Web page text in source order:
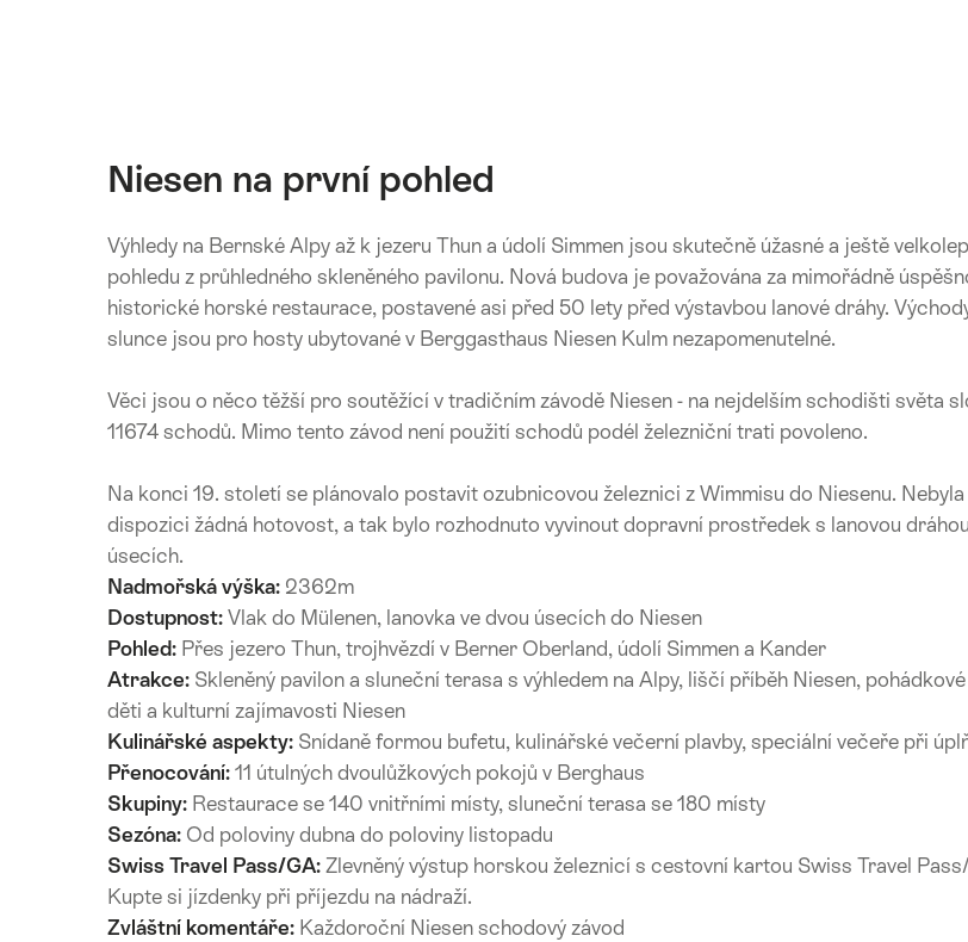
Niesen na první pohled
Výhledy na Bernské Alpy až k jezeru Thun a údolí Simmen jsou skutečně úžasné a ještě
pohledu z průhledného skleněného pavilonu. Nová budova je považována za mimořádně
historické horské restaurace, postavené asi před 50 lety před výstavbou lanové dráhy.
slunce jsou pro hosty ubytované v Berggasthaus Niesen Kulm nezapomenutelné.
Věci jsou o něco těžší pro soutěžící v tradičním závodě Niesen - na nejdelším schodišti světa
11674 schodů. Mimo tento závod není použití schodů podél železniční trati povoleno.
Na konci 19. století se plánovalo postavit ozubnicovou železnici z Wimmisu do Niesenu. Nebyla
dispozici žádná hotovost, a tak bylo rozhodnuto vyvinout dopravní prostředek s lanovou
úsecích.
Nadmořská výška: 2362m
Dostupnost: Vlak do Mülenen, lanovka ve dvou úsecích do Niesen
Pohled: Přes jezero Thun, trojhvězdí v Berner Oberland, údolí Simmen a Kander
Atrakce: Skleněný pavilon a sluneční terasa s výhledem na Alpy, liščí příběh Niesen,
děti a kulturní zajímavosti Niesen
Kulinářské aspekty: Snídaně formou bufetu, kulinářské večerní plavby, speciální večeře při
Přenocování: 11 útulných dvoulůžkových pokojů v Berghaus
Skupiny: Restaurace se 140 vnitřními místy, sluneční terasa se 180 místy
Sezóna: Od poloviny dubna do poloviny listopadu
Swiss Travel Pass/GA: Zlevněný výstup horskou železnicí s cestovní kartou Swiss Travel
Kupte si jízdenky při příjezdu na nádraží.
Zvláštní komentáře: Každoroční Niesen schodový závod